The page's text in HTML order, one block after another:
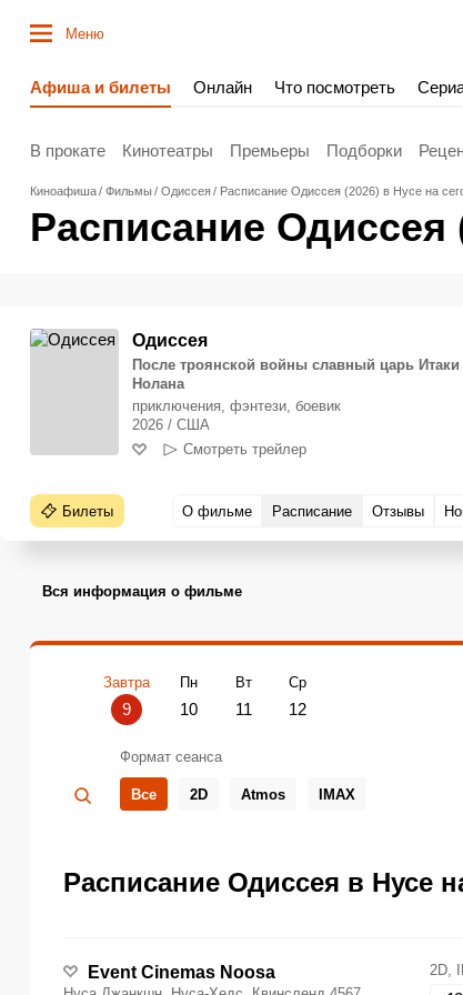
Меню
Афиша и билеты Онлайн Что посмотреть
В прокате Кинотеатры Премьеры Подборки
Киноафиша Фильмы Одиссея Расписание Одиссея (2026) в Нусе на
Расписание Одиссея
Одиссея
После троянской войны славный царь
Нолана
приключения, фэнтези, боевик
2026 / США
Смотреть трейлер
Билеты О фильме Расписание Отзывы
Вся информация о фильме
Завтра
9
Пн
10
Вт
11
Ср
12
Формат сеанса
Все 2D Atmos IMAX
Расписание Одиссея в Нусе
Event Cinemas Noosa 2D,